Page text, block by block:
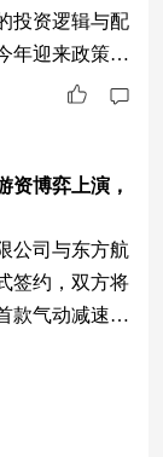
投资逻辑与配
年迎来政策、
增长，军机、
深海科技等新
。接着分析了
艺和燃气轮机
家安全混合基
资博弈上演，
公司与东方航
签约，双方将
款气动减速可
亿航天总装基
地转运至东方
。 航天昨天
资金也有流